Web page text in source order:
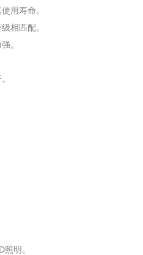
用寿命。
相匹配。
。
明。